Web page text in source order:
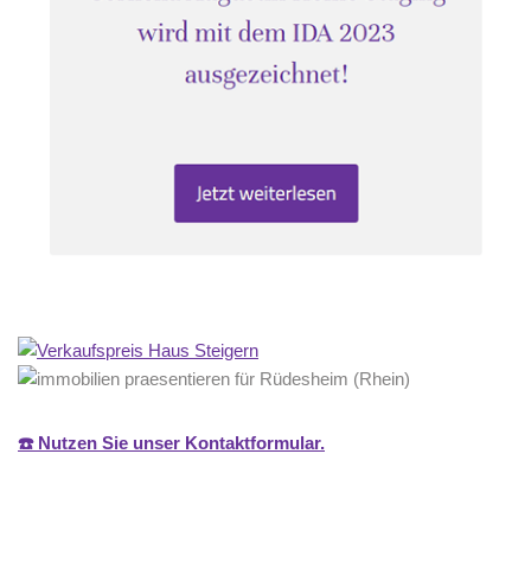
☎️ Nutzen Sie unser Kontaktformular.